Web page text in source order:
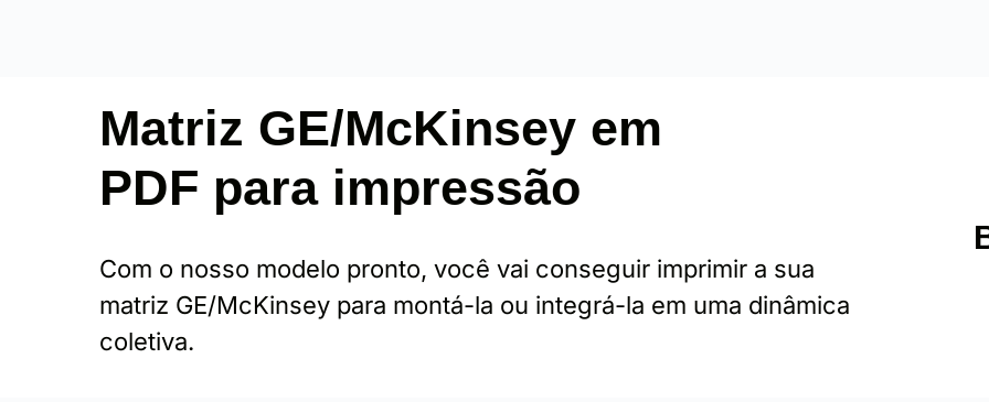
Matriz GE/McKinsey em
PDF para impressão
Com o nosso modelo pronto, você vai conseguir imprimir a sua
matriz GE/McKinsey para montá-la ou integrá-la em uma dinâmica
coletiva.